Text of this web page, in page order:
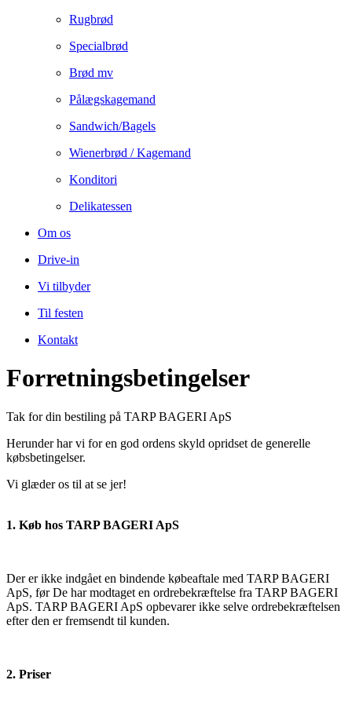
Rugbrød
Specialbrød
Brød mv
Pålægskagemand
Sandwich/Bagels
Wienerbrød / Kagemand
Konditori
Delikatessen
Om os
Drive-in
Vi tilbyder
Til festen
Kontakt
Forretningsbetingelser
Tak for din bestiling på TARP BAGERI ApS
Herunder har vi for en god ordens skyld opridset de generelle
købsbetingelser.
Vi glæder os til at se jer!
1. Køb hos TARP BAGERI ApS
Der er ikke indgået en bindende købeaftale med TARP BAGERI
ApS, før De har modtaget en ordrebekræftelse fra TARP BAGERI
ApS. TARP BAGERI ApS opbevarer ikke selve ordrebekræftelsen
efter den er fremsendt til kunden.
2. Priser